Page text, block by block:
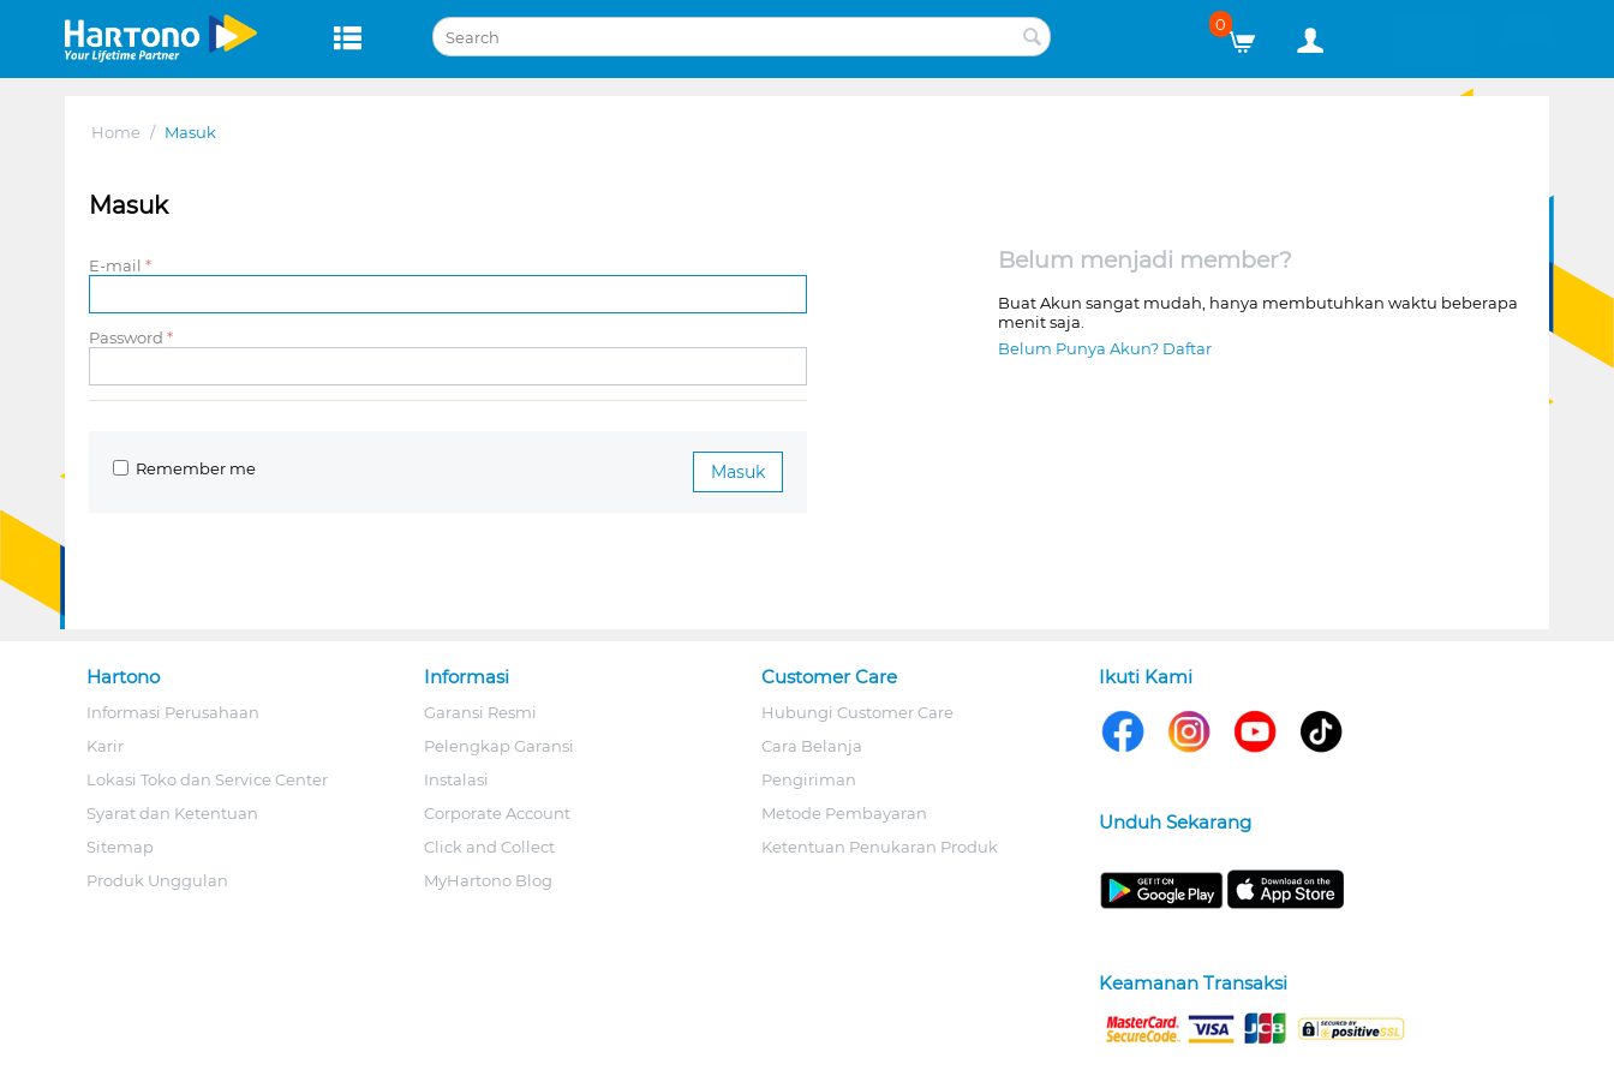
0
Home / Masuk
Masuk
E-mail
Password
Masuk
Remember me
Belum menjadi member?
Buat Akun sangat mudah, hanya membutuhkan waktu beberapa
menit saja.
Belum Punya Akun? Daftar
Hartono
Informasi Perusahaan
Karir
Lokasi Toko dan Service Center
Syarat dan Ketentuan
Sitemap
Produk Unggulan
Informasi
Garansi Resmi
Pelengkap Garansi
Instalasi
Corporate Account
Click and Collect
MyHartono Blog
Customer Care
Hubungi Customer Care
Cara Belanja
Pengiriman
Metode Pembayaran
Ketentuan Penukaran Produk
Ikuti Kami
Unduh Sekarang
Keamanan Transaksi